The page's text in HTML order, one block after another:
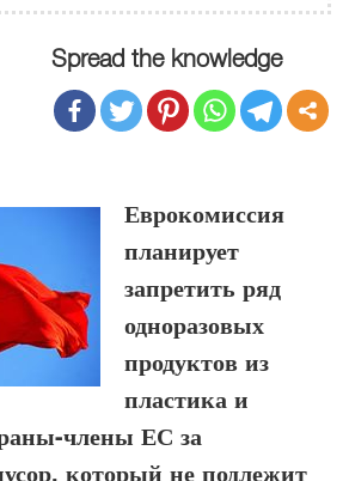
Spread the knowledge
Еврокомиссия
планирует
запретить ряд
одноразовых
продуктов из
пластика и
члены ЕС за
который не подлежит